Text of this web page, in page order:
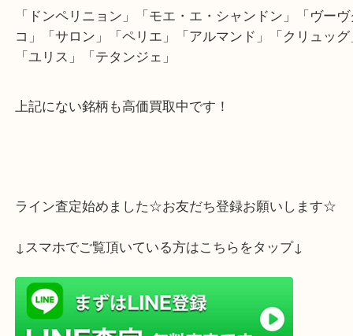
ご来店いただかなくてもご自宅で買取依頼が出来ま
変好評を頂いております！
ご不明なこともお問い合わせください！
「ドンペリニョン」「モエ・エ・シャンドン」「ヴ
「ユリス」「テタンジェ」
上記にない銘柄も高価買取中です！